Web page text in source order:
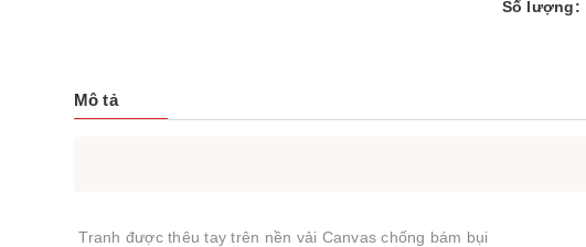
Số lượng:
Mô tả
Tranh được thêu tay trên nền vải Canvas chống bám bụi